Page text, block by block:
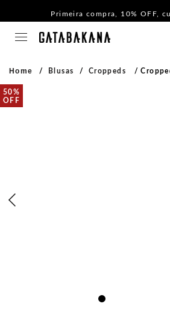
Primeira compra, 10% OFF,
GATABAKANA
Home Blusas Croppeds Cropped
50%
OFF